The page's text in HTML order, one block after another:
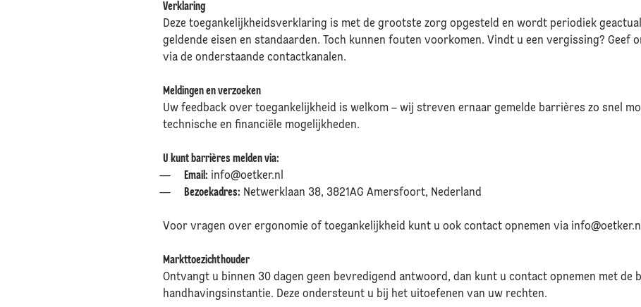
Verklaring
Deze toegankelijkheidsverklaring is met de grootste zorg opgesteld en wordt periodiek
geldende eisen en standaarden. Toch kunnen fouten voorkomen. Vindt u een vergissing? Geef
via de onderstaande contactkanalen.
Meldingen en verzoeken
Uw feedback over toegankelijkheid is welkom – wij streven ernaar gemelde barrières zo snel
technische en financiële mogelijkheden.
U kunt barrières melden via:
Email: info@oetker.nl
Bezoekadres: Netwerklaan 38, 3821AG Amersfoort, Nederland
Voor vragen over ergonomie of toegankelijkheid kunt u ook contact opnemen via info@oetker.nl
Markttoezichthouder
Ontvangt u binnen 30 dagen geen bevredigend antwoord, dan kunt u contact opnemen met de
handhavingsinstantie. Deze ondersteunt u bij het uitoefenen van uw rechten.